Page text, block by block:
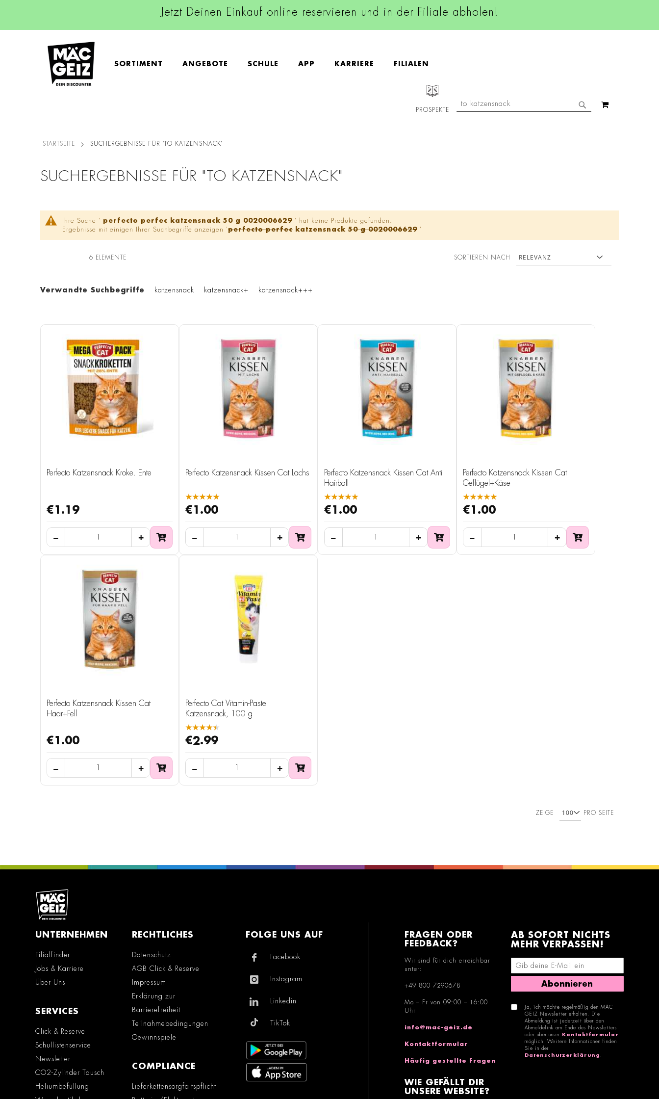
Jetzt Deinen Einkauf online reservieren und in der Filiale abholen!
SORTIMENT ANGEBOTE SCHULE APP KARRIERE FILIALEN
PROSPEKTE
SUCHE
STARTSEITE SUCHERGEBNISSE FÜR "TO KATZENSNACK"
SUCHERGEBNISSE FÜR "TO KATZENSNACK"
Ihre Suche ' perfecto perfec katzensnack 50 g 0020006629 ' hat keine Produkte gefunden.
Ergebnisse mit einigen Ihrer Suchbegriffe anzeigen 'perfecto perfec katzensnack 50 g 0020006629 '
6 ELEMENTE SORTIEREN NACH
Verwandte Suchbegriffe katzensnack katzensnack+ katzensnack+++
Perfecto Katzensnack Kroke. Ente
€1.19
Perfecto Katzensnack Kissen Cat Lachs
★★★★★
€1.00
Perfecto Katzensnack Kissen Cat Anti
Hairball
★★★★★
€1.00
Perfecto Katzensnack Kissen Cat
Geflügel+Käse
★★★★★
€1.00
Perfecto Katzensnack Kissen Cat
Haar+Fell
€1.00
Perfecto Cat Vitamin-Paste
Katzensnack, 100 g
★★★★★
€2.99
ZEIGE PRO SEITE
UNTERNEHMEN
Filialfinder
Jobs & Karriere
Über Uns
SERVICES
Click & Reserve
Schullistenservice
Newsletter
CO2-Zylinder Tausch
Heliumbefüllung
RECHTLICHES
Datenschutz
AGB Click & Reserve
Impressum
Erklärung zur
Barrierefreiheit
Teilnahmebedingungen
Gewinnspiele
COMPLIANCE
Lieferkettensorgfaltspflicht
FOLGE UNS AUF
Facebook
Instagram
Linkedin
TikTok
FRAGEN ODER
FEEDBACK?
Wir sind für dich erreichbar
unter:
+49 800 7290678
Mo – Fr von 09:00 – 16:00
Uhr
info@mac-geiz.de
Kontaktformular
Häufig gestellte Fragen
WIE GEFÄLLT DIR
UNSERE WEBSITE?
AB SOFORT NICHTS
MEHR VERPASSEN!
E-Mail-Adresse eingeben
Abonnieren
Ja, ich möchte regelmäßig den MÄC-
GEIZ Newsletter erhalten. Die
Abmeldung ist jederzeit über den
Abmeldelink am Ende des Newsletters
oder über unser
Kontaktformular
möglich. Weitere Informationen finden
Sie in der
Datenschutzerklärung .